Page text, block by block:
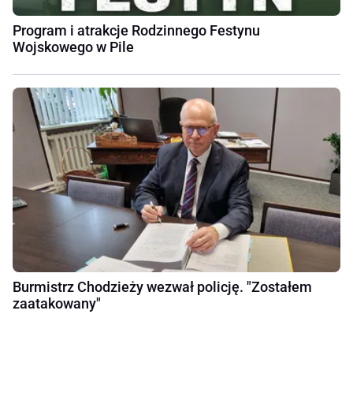
Program i atrakcje Rodzinnego Festynu
Wojskowego w Pile
Burmistrz Chodzieży wezwał policję. "Zostałem
zaatakowany"